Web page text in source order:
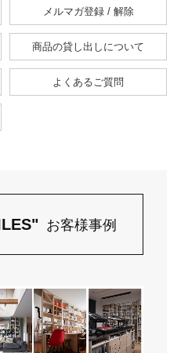
メルマガ登録 / 解除
商品の貸し出しについて
よくあるご質問
お客様事例